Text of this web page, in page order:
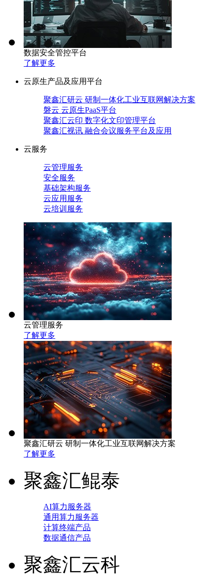
数据安全管控平台
了解更多
云原生产品及应用平台
聚鑫汇研云 研制一体化工业互联网解决方案
磐云 云原生PaaS平台
聚鑫汇云印 数字化文印管理平台
聚鑫汇视讯 融合会议服务平台及应用
云服务
云管理服务
安全服务
基础架构服务
云应用服务
云培训服务
云管理服务
了解更多
聚鑫汇研云 研制一体化工业互联网解决方案
了解更多
聚鑫汇鲲泰
AI算力服务器
通用算力服务器
计算终端产品
数据通信产品
聚鑫汇云科